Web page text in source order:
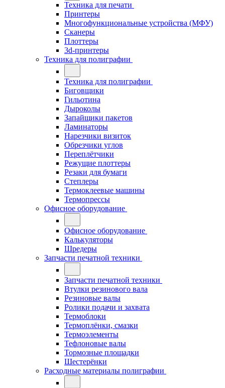
Техника для печати
Принтеры
Многофункциональные устройства (МФУ)
Сканеры
Плоттеры
3d-принтеры
Техника для полиграфии
Техника для полиграфии
Биговщики
Гильотина
Дыроколы
Запайщики пакетов
Ламинаторы
Нарезчики визиток
Обрезчики углов
Переплётчики
Режущие плоттеры
Резаки для бумаги
Степлеры
Термоклеевые машины
Термопрессы
Офисное оборудование
Офисное оборудование
Калькуляторы
Шредеры
Запчасти печатной техники
Запчасти печатной техники
Втулки резинового вала
Резиновые валы
Ролики подачи и захвата
Термоблоки
Термоплёнки, смазки
Термоэлементы
Тефлоновые валы
Тормозные площадки
Шестерёнки
Расходные материалы полиграфии